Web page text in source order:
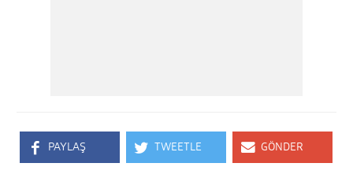
PAYLAŞ TWEETLE GÖNDER